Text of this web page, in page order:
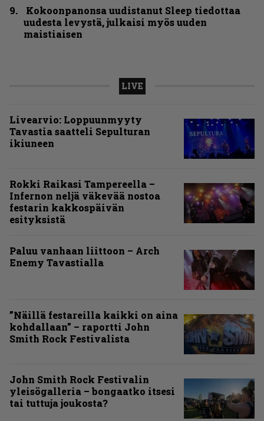
Kokoonpanonsa uudistanut Sleep tiedottaa
uudesta levystä, julkaisi myös uuden
maistiaisen
LIVE
Livearvio: Loppuunmyyty
Tavastia saatteli Sepulturan
ikiuneen
Rokki Raikasi Tampereella –
Infernon neljä väkevää nostoa
festarin kakkospäivän
esityksistä
Paluu vanhaan liittoon – Arch
Enemy Tavastialla
”Näillä festareilla kaikki on aina
kohdallaan” – raportti John
Smith Rock Festivalista
John Smith Rock Festivalin
yleisögalleria – bongaatko itsesi
tai tuttuja joukosta?